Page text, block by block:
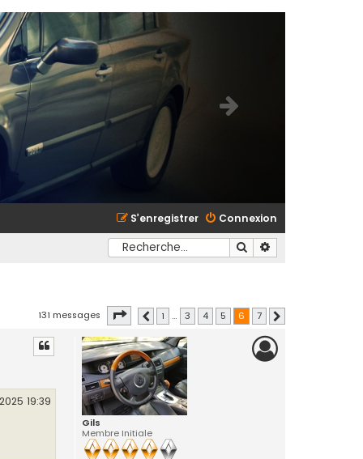
Connexion
S’enregistrer
Rechercher
131 messages Page sur
Précédente
1 … 3 4 5 6 7
Gils
Membre Initiale
19:39